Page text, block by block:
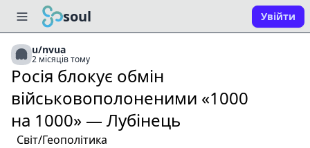
soul Увійти
u/nvua
2 місяців тому
Росія блокує обмін
військовополоненими «1000
на 1000» — Лубінець
Світ/Геополітика